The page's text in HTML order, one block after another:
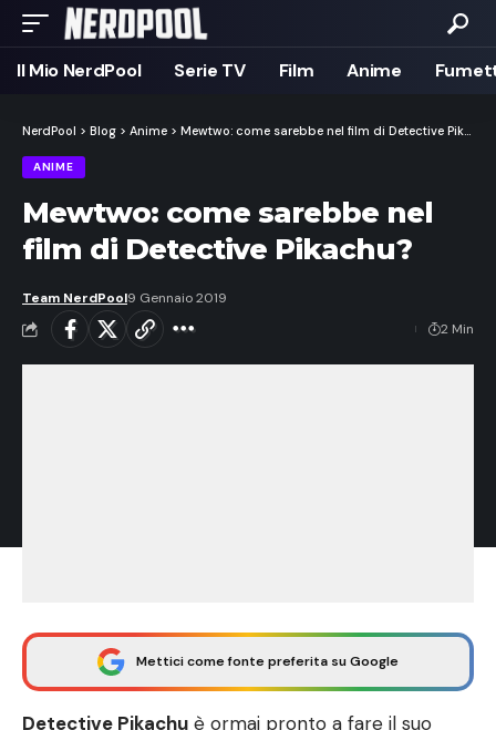
Il Mio NerdPool Serie TV Film Anime
NerdPool > Blog > Anime > Mewtwo: come sarebbe nel film di Detective Pikachu?
ANIME
Mewtwo: come sarebbe nel
film di Detective Pikachu?
Team NerdPool9 Gennaio 2019
2 Min
Mettici come fonte preferita su Google
Detective Pikachu è ormai pronto a fare il suo